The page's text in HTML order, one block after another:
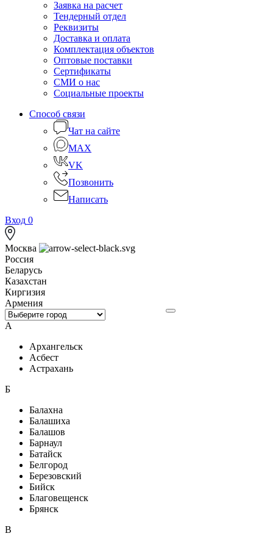
Заявка на расчет
Тендерный отдел
Реквизиты
Доставка и оплата
Комплектация объектов
Оптовые поставки
Сертификаты
СМИ о нас
Социальные проекты
Способ связи
Чат на сайте
MAX
VK
Позвонить
Написать
Вход 0
Москва
Россия
Беларусь
Казахстан
Киргизия
Армения
А
Архангельск
Асбест
Астрахань
Б
Балахна
Балашиха
Балашов
Барнаул
Батайск
Белгород
Березовский
Бийск
Благовещенск
Брянск
В